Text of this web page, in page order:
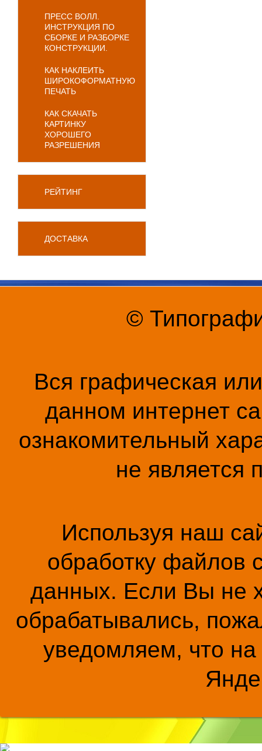
ПРЕСС ВОЛЛ.
ИНСТРУКЦИЯ ПО
СБОРКЕ И РАЗБОРКЕ
КОНСТРУКЦИИ.
КАК НАКЛЕИТЬ
ШИРОКОФОРМАТНУЮ
ПЕЧАТЬ
КАК СКАЧАТЬ
КАРТИНКУ
ХОРОШЕГО
РАЗРЕШЕНИЯ
РЕЙТИНГ
ДОСТАВКА
©
Вся графическая
данном интернет
ознакомительный
не является
Используя наш
обработку файлов
данных. Если Вы не
обрабатывались,
уведомляем, что на